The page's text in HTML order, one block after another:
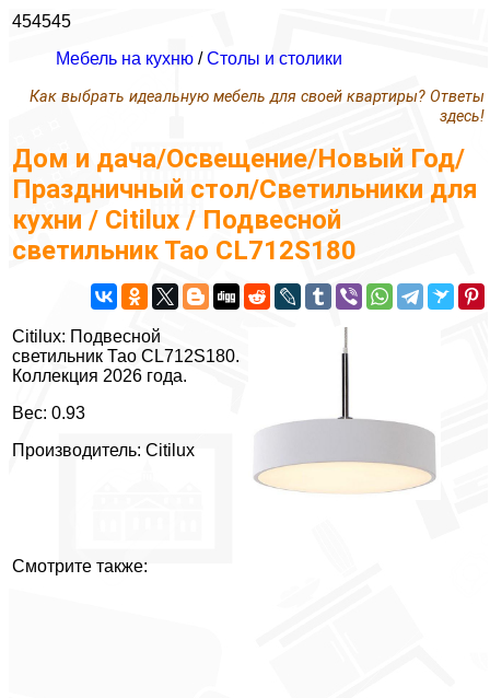
454545
Мебель на кухню /Столы и столики
Как выбрать идеальную мебель для своей квартиры? Ответы
здесь!
Дом и дача/Освещение/Новый Год/
Праздничный стол/Светильники для
кухни / Citilux / Подвесной
светильник Тао CL712S180
Citilux: Подвесной
светильник Тао CL712S180.
Коллекция 2026 года.
Вес: 0.93
Производитель: Citilux
Смотрите также: